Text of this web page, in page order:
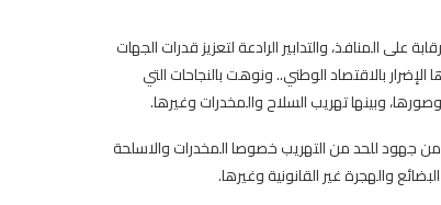
على المنافذ، والتدابير الرادعة لتعزيز قدرات الجهات
بالاقتصاد الوطني.. ونوهت بالنجاحات التي
وبينها تهريب السلاح والمخدرات وغيرها.
من جهود للحد من التهريب خصوصا المخدرات والاسلحة
والهجرة غير القانونية وغيرها.